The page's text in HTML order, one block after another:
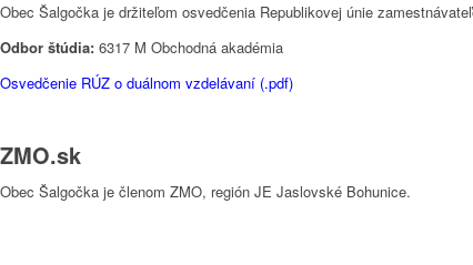
Obec Šalgočka je držiteľom osvedčenia Republikovej únie
Odbor štúdia: 6317 M Obchodná akadémia
Osvedčenie RÚZ o duálnom vzdelávaní (.pdf)
ZMO.sk
Obec Šalgočka je členom ZMO, región JE Jaslovské Bohunice.